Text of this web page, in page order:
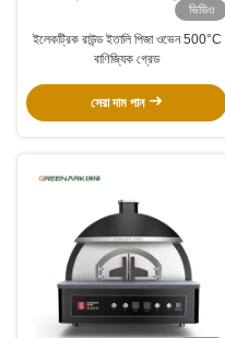
ভিডিও
ইলেকট্রিক রাউন্ড ইতালি পিজা ওভেন 500°C
বাণিজ্যিক গ্রেড
সেরা দাম পান